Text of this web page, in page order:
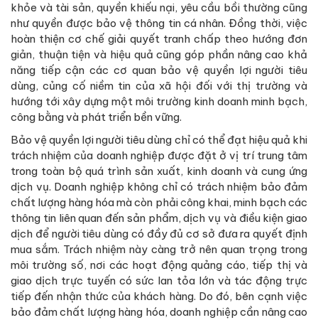
khỏe và tài sản, quyền khiếu nại, yêu cầu bồi thường cũng
như quyền được bảo vệ thông tin cá nhân. Đồng thời, việc
hoàn thiện cơ chế giải quyết tranh chấp theo hướng đơn
giản, thuận tiện và hiệu quả cũng góp phần nâng cao khả
năng tiếp cận các cơ quan bảo vệ quyền lợi người tiêu
dùng, củng cố niềm tin của xã hội đối với thị trường và
hướng tới xây dựng một môi trường kinh doanh minh bạch,
công bằng và phát triển bền vững.
Bảo vệ quyền lợi người tiêu dùng chỉ có thể đạt hiệu quả khi
trách nhiệm của doanh nghiệp được đặt ở vị trí trung tâm
trong toàn bộ quá trình sản xuất, kinh doanh và cung ứng
dịch vụ. Doanh nghiệp không chỉ có trách nhiệm bảo đảm
chất lượng hàng hóa mà còn phải công khai, minh bạch các
thông tin liên quan đến sản phẩm, dịch vụ và điều kiện giao
dịch để người tiêu dùng có đầy đủ cơ sở đưa ra quyết định
mua sắm. Trách nhiệm này càng trở nên quan trọng trong
môi trường số, nơi các hoạt động quảng cáo, tiếp thị và
giao dịch trực tuyến có sức lan tỏa lớn và tác động trực
tiếp đến nhận thức của khách hàng. Do đó, bên cạnh việc
bảo đảm chất lượng hàng hóa, doanh nghiệp cần nâng cao